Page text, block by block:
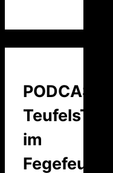
PODCAST:
TeufelsTalk
im
Fegefeuer